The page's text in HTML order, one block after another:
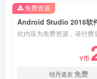
Android Studio 2016软
此内容为免费资源，请付费
Y币
结丹道友免费
免费资源